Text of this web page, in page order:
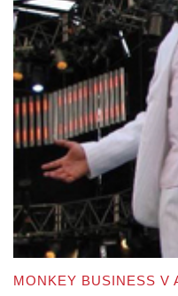
MONKEY BUSINESS V